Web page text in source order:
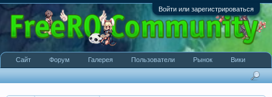
Войти или зарегистрироваться
Сайт Форум Галерея Пользователи Рынок Вики